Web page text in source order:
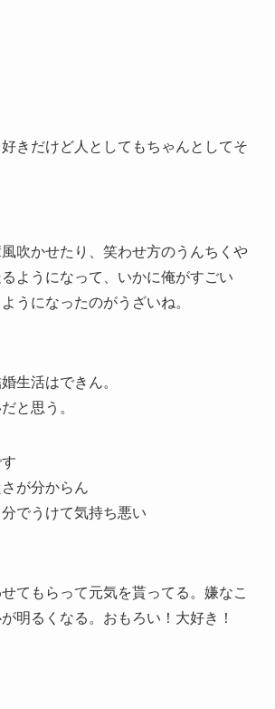
きだけど人としてもちゃんとしてそ
吹かせたり、笑わせ方のうんちくや
ようになって、いかに俺がすごい
うになったのがうざいね。
生活はできん。
と思う。
が分からん
でうけて気持ち悪い
てもらって元気を貰ってる。嫌なこ
明るくなる。おもろい！大好き！